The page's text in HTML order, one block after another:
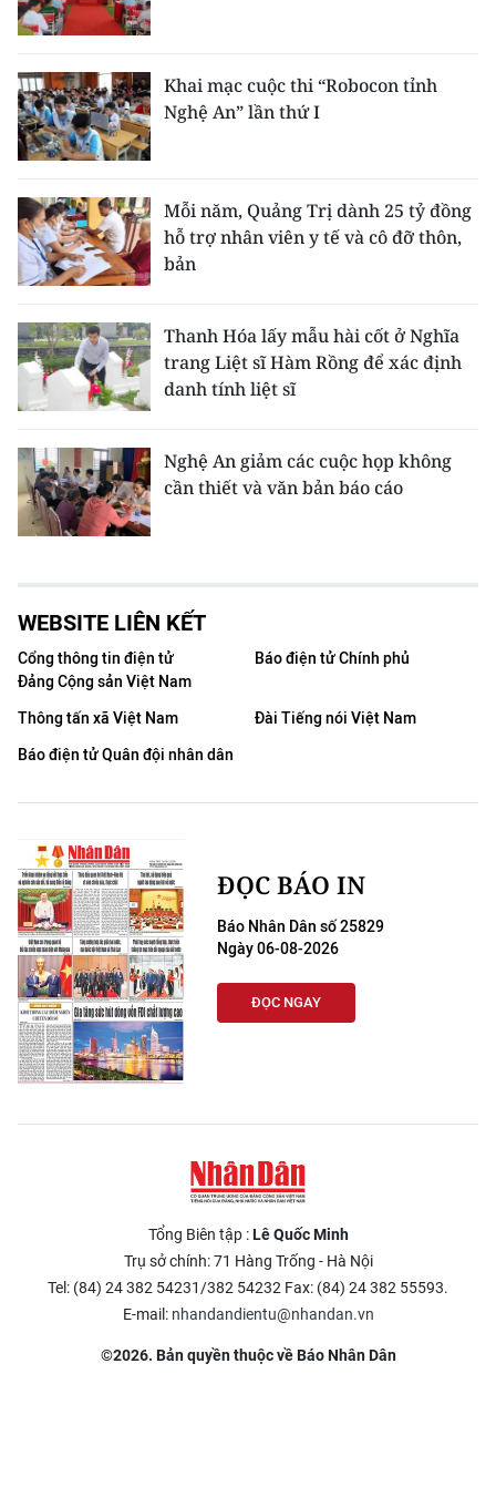
Khai mạc cuộc thi “Robocon tỉnh
Nghệ An” lần thứ I
Mỗi năm, Quảng Trị dành 25 tỷ đồng
hỗ trợ nhân viên y tế và cô đỡ thôn,
bản
Thanh Hóa lấy mẫu hài cốt ở Nghĩa
trang Liệt sĩ Hàm Rồng để xác định
danh tính liệt sĩ
Nghệ An giảm các cuộc họp không
cần thiết và văn bản báo cáo
WEBSITE LIÊN KẾT
Cổng thông tin điện tử
Đảng Cộng sản Việt Nam
Báo điện tử Chính phủ
Thông tấn xã Việt Nam
Đài Tiếng nói Việt Nam
Báo điện tử Quân đội nhân dân
ĐỌC BÁO IN
Báo Nhân Dân số 25829
Ngày 06-08-2026
ĐỌC NGAY
Tổng Biên tập :Lê Quốc Minh
Trụ sở chính: 71 Hàng Trống - Hà Nội
Tel: (84) 24 382 54231/382 54232 Fax: (84) 24 382 55593.
E-mail: nhandandientu@nhandan.vn
©2026. Bản quyền thuộc về Báo Nhân Dân